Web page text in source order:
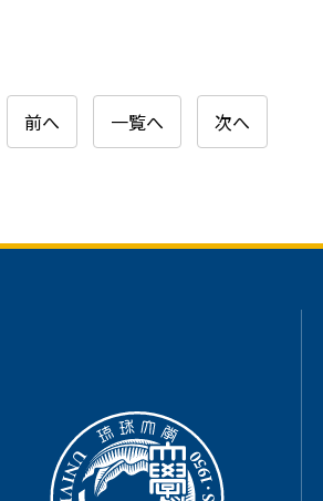
前へ 一覧へ 次へ